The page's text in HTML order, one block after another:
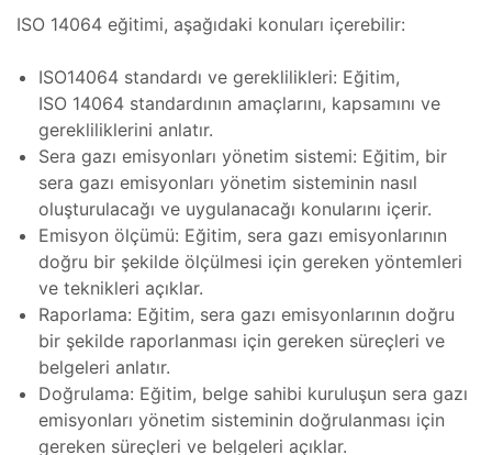
Cihazı
ISO 14064 eğitimi, aşağıdaki konuları içerebilir:
ISO14064 standardı ve gereklilikleri: Eğitim,
ISO 14064 standardının amaçlarını, kapsamını ve
gerekliliklerini anlatır.
Sera gazı emisyonları yönetim sistemi: Eğitim, bir
sera gazı emisyonları yönetim sisteminin nasıl
oluşturulacağı ve uygulanacağı konularını içerir.
Emisyon ölçümü: Eğitim, sera gazı emisyonlarının
doğru bir şekilde ölçülmesi için gereken yöntemleri
ve teknikleri açıklar.
Raporlama: Eğitim, sera gazı emisyonlarının doğru
bir şekilde raporlanması için gereken süreçleri ve
belgeleri anlatır.
Doğrulama: Eğitim, belge sahibi kuruluşun sera gazı
emisyonları yönetim sisteminin doğrulanması için
gereken süreçleri ve belgeleri açıklar.